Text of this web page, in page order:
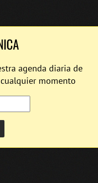
agenda diaria de
momento